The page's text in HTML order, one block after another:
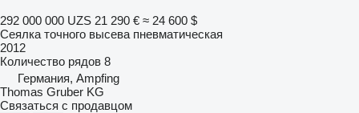
292 000 000 UZS 21 290 € ≈ 24 600 $
Сеялка точного высева пневматическая
2012
Количество рядов 8
Германия, Ampfing
Thomas Gruber KG
Связаться с продавцом